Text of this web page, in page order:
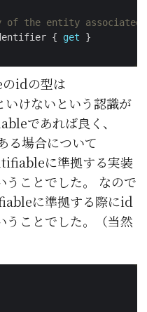
the entity associated
{ get
idの型は
けないという認識が
であれば良く、
場合について
に準拠する実装
うことでした。 なので
に準拠する際にid
うことでした。（当然